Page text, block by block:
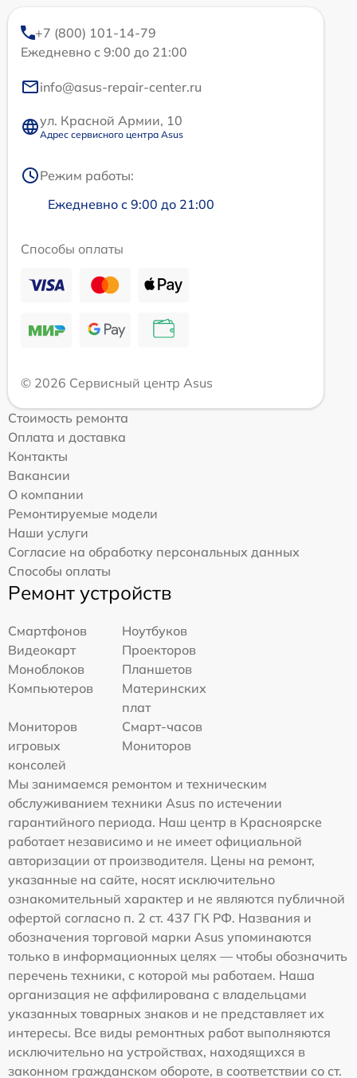
+7 (800) 101-14-79
Ежедневно с 9:00 до 21:00
info@asus-repair-center.ru
ул. Красной Армии, 10
Адрес сервисного центра Asus
Режим работы:
Ежедневно с 9:00 до 21:00
Способы оплаты
© 2026 Сервисный центр Asus
Стоимость ремонта
Оплата и доставка
Контакты
Вакансии
О компании
Ремонтируемые модели
Наши услуги
Согласие на обработку персональных данных
Способы оплаты
Ремонт устройств
Смартфонов
Ноутбуков
Видеокарт
Проекторов
Моноблоков
Планшетов
Компьютеров
Материнских
плат
Мониторов
Смарт-часов
игровых
консолей
Мониторов
Мы занимаемся ремонтом и техническим
обслуживанием техники Asus по истечении
гарантийного периода. Наш центр в Красноярске
работает независимо и не имеет официальной
авторизации от производителя. Цены на ремонт,
указанные на сайте, носят исключительно
ознакомительный характер и не являются публичной
офертой согласно п. 2 ст. 437 ГК РФ. Названия и
обозначения торговой марки Asus упоминаются
только в информационных целях — чтобы обозначить
перечень техники, с которой мы работаем. Наша
организация не аффилирована с владельцами
указанных товарных знаков и не представляет их
интересы. Все виды ремонтных работ выполняются
исключительно на устройствах, находящихся в
законном гражданском обороте, в соответствии со ст.